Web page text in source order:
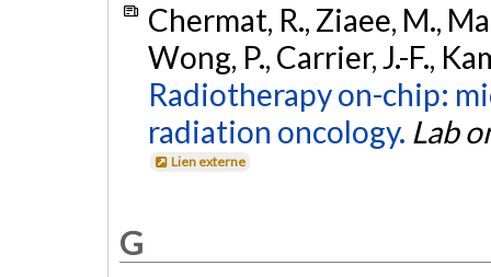
Chermat, R., Ziaee, M.,
Wong, P., Carrier, J.-F.,
Radiotherapy on-chip:
radiation oncology. Lab
Lien externe
G